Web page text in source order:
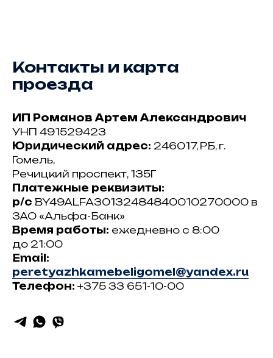
Контакты и карта
проезда
ИП Романов Артем Александрович
УНП 491529423
Юридический адрес: 246017, РБ, г.
Гомель,
Речицкий проспект, 135Г
Платежные реквизиты:
р/с BY49ALFA30132484840010270000 в
ЗАО «Альфа-Банк»
Время работы: ежедневно с 8:00
до 21:00
Email:
peretyazhkamebeligomel@yandex.ru
Телефон: +375 33 651-10-00